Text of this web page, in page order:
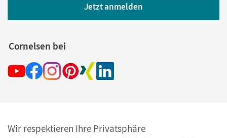
Jetzt anmelden
Cornelsen bei
Ihre Vorteile bei uns
Wir respektieren Ihre Privatsphäre